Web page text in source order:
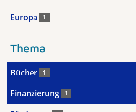
Europa 1
Thema
Bücher 1
Finanzierung 1